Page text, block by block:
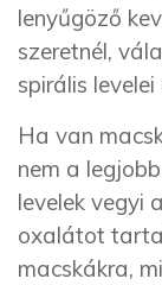
lenyűgöző
szeretnél,
spirális
Ha van
nem a
levelek vegyi
oxalátot
macskákra,